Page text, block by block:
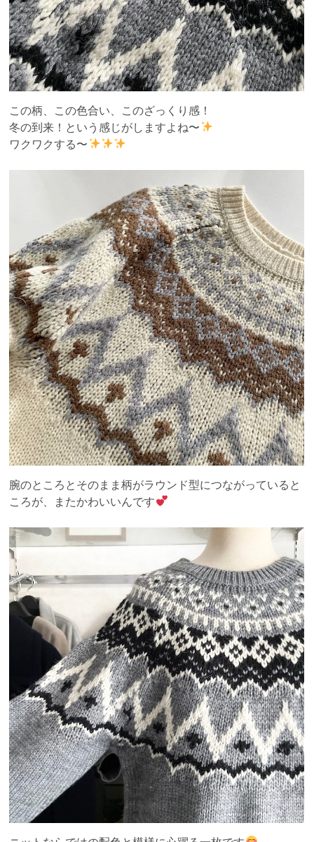
この柄、この色合い、このざっくり感！
冬の到来！という感じがしますよね〜
ワクワクする〜
腕のところとそのまま柄がラウンド型につながっていると
ころが、またかわいいんです